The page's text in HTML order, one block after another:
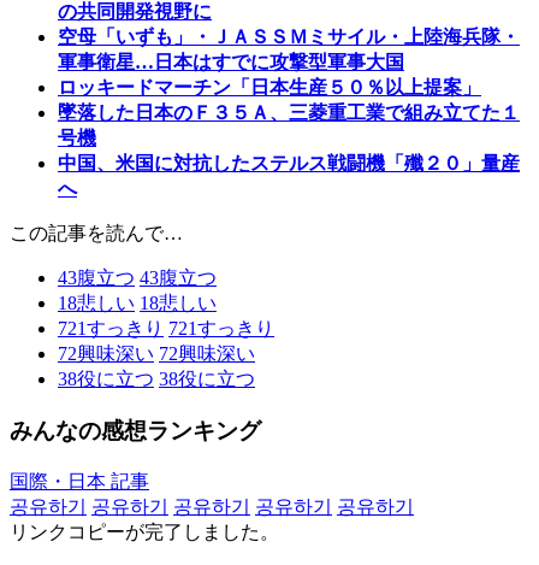
の共同開発視野に
空母「いずも」・ＪＡＳＳＭミサイル・上陸海兵隊・
軍事衛星…日本はすでに攻撃型軍事大国
ロッキードマーチン「日本生産５０％以上提案」
墜落した日本のＦ３５Ａ、三菱重工業で組み立てた１
号機
中国、米国に対抗したステルス戦闘機「殲２０」量産
へ
この記事を読んで…
43腹立つ 43腹立つ
18悲しい 18悲しい
721すっきり 721すっきり
72興味深い 72興味深い
38役に立つ 38役に立つ
みんなの感想ランキング
国際・日本 記事
공유하기
공유하기 공유하기 공유하기
공유하기
リンクコピーが完了しました。